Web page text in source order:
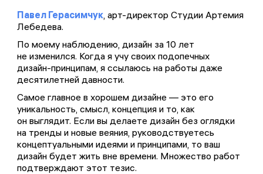
Комментариев пока не было...
Обменивайтесь эмоциями и мнением. Редакция
читает все комментарии, а на некоторые —
отвечает
Павел Герасимчук , арт-директор Студии Артемия
Лебедева.
По моему наблюдению, дизайн за 10 лет
не изменился. Когда я учу своих подопечных
дизайн-принципам, я ссылаюсь на работы даже
десятилетней давности.
Самое главное в хорошем дизайне — это его
уникальность, смысл, концепция и то, как
он выглядит. Если вы делаете дизайн без оглядки
на тренды и новые веяния, руководствуетесь
концептуальными идеями и принципами, то ваш
дизайн будет жить вне времени. Множество работ
подтверждают этот тезис.